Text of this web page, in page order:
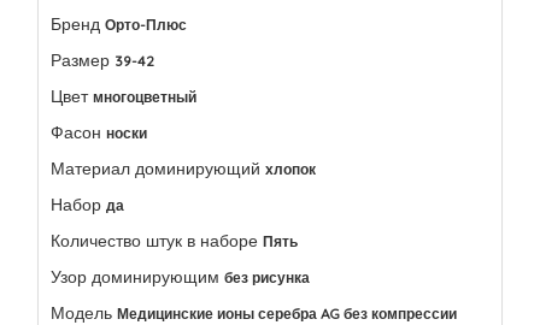
Бренд Орто-Плюс
Размер 39-42
Цвет многоцветный
Фасон носки
Материал доминирующий хлопок
Набор да
Количество штук в наборе Пять
Узор доминирующим без рисунка
Модель Медицинские ионы серебра AG без компрессии